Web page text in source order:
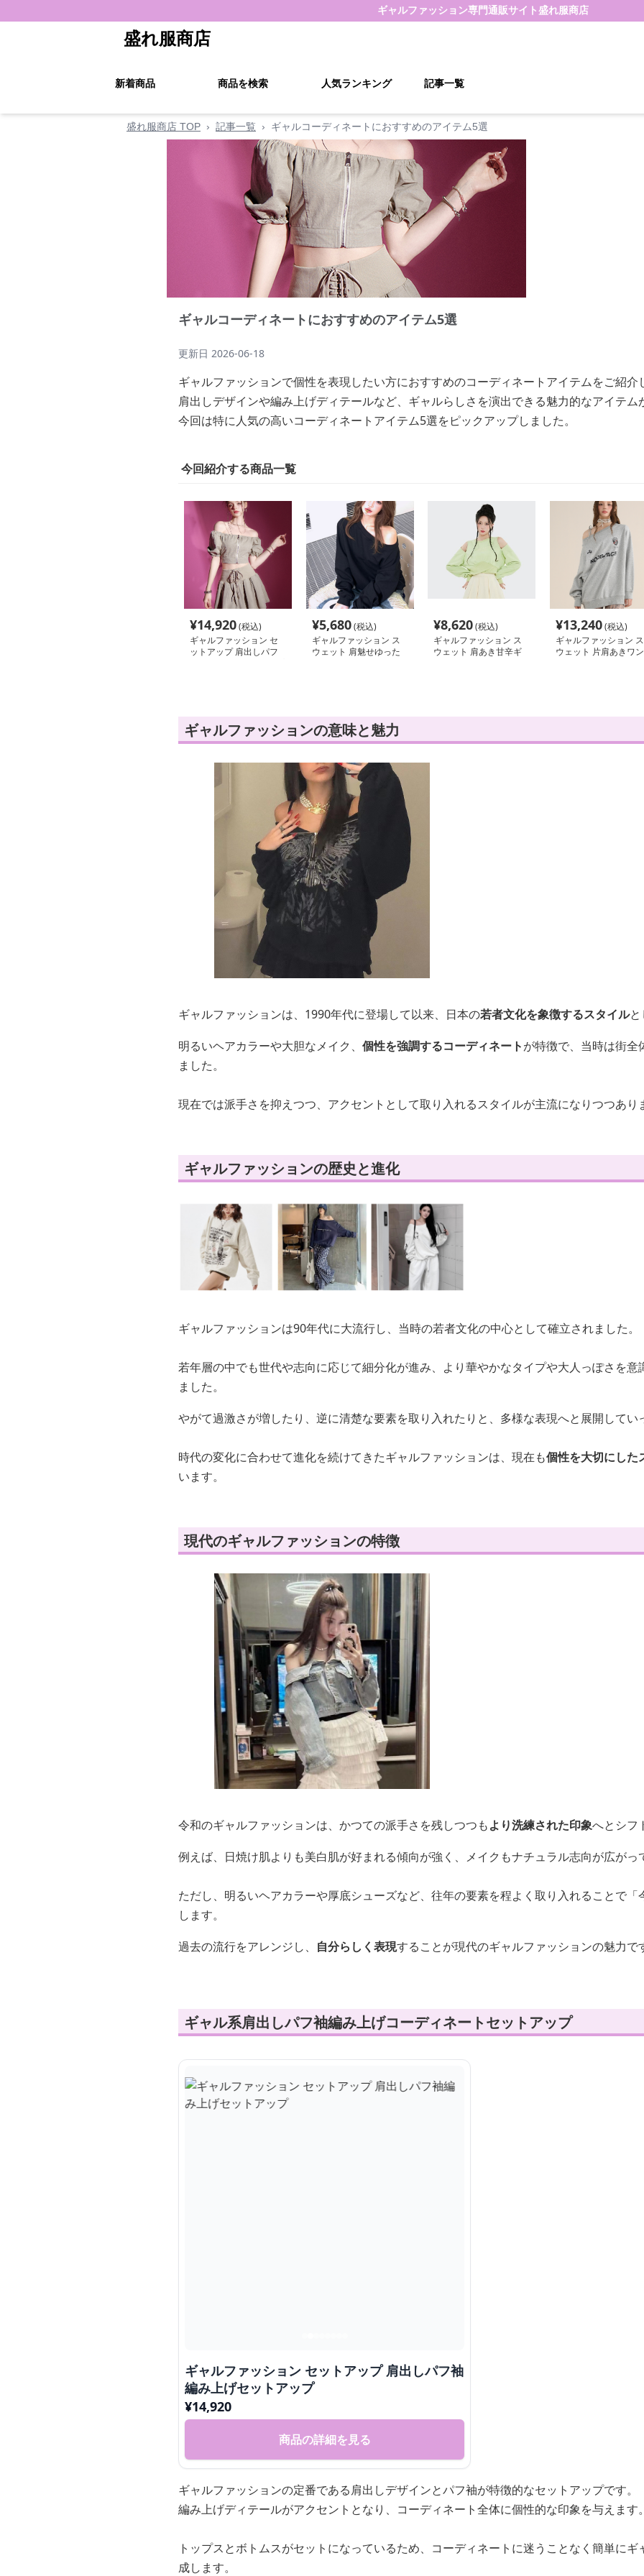
ギャルファッション専門通販サイト盛れ服商店
盛れ服商店
新着商品 商品を検索 人気ランキング 記事一覧
盛れ服商店 TOP › 記事一覧 › ギャルコーディネートにおすすめのアイテム5選
ギャルコーディネートにおすすめのアイテム5選
更新日 2026-06-18
ギャルファッションで個性を表現したい方におすすめのコーディネートアイテムをご紹介
肩出しデザインや編み上げディテールなど、ギャルらしさを演出できる魅力的なアイテム
今回は特に人気の高いコーディネートアイテム5選をピックアップしました。
今回紹介する商品一覧
¥14,920(税込)
ギャルファッション セ
ットアップ 肩出しパフ
¥5,680(税込)
ギャルファッション ス
ウェット 肩魅せゆった
¥8,620(税込)
ギャルファッション ス
ウェット 肩あき甘辛ギ
¥13,240(税込)
ギャルファッション ス
ウェット 片肩あきワン
ギャルファッションの意味と魅力
ギャルファッションは、1990年代に登場して以来、日本の若者文化を象徴するスタイルと
明るいヘアカラーや大胆なメイク、 個性を強調するコーディネートが特徴で、当時は街全
ました。
現在では派手さを抑えつつ、アクセントとして取り入れるスタイルが主流になりつつあり
ギャルファッションの歴史と進化
ギャルファッションは90年代に大流行し、当時の若者文化の中心として確立されました。
若年層の中でも世代や志向に応じて細分化が進み、より華やかなタイプや大人っぽさを
ました。
やがて過激さが増したり、逆に清楚な要素を取り入れたりと、多様な表現へと展開してい
時代の変化に合わせて進化を続けてきたギャルファッションは、現在も個性を大切にした
います。
現代のギャルファッションの特徴
令和のギャルファッションは、かつての派手さを残しつつもより洗練された印象へとシフ
例えば、日焼け肌よりも美白肌が好まれる傾向が強く、メイクもナチュラル志向が広がっ
ただし、明るいヘアカラーや厚底シューズなど、往年の要素を程よく取り入れることで
します。
過去の流行をアレンジし、 自分らしく表現することが現代のギャルファッションの魅力で
ギャル系肩出しパフ袖編み上げコーディネートセットアップ
ギャルファッション セットアップ 肩出しパフ袖
編み上げセットアップ
¥14,920
商品の詳細を見る
ギャルファッションの定番である肩出しデザインとパフ袖が特徴的なセットアップです。
編み上げディテールがアクセントとなり、コーディネート全体に個性的な印象を与えます
トップスとボトムスがセットになっているため、コーディネートに迷うことなく簡単に
成します。